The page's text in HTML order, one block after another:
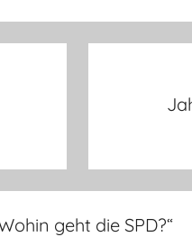
geht die SPD?“